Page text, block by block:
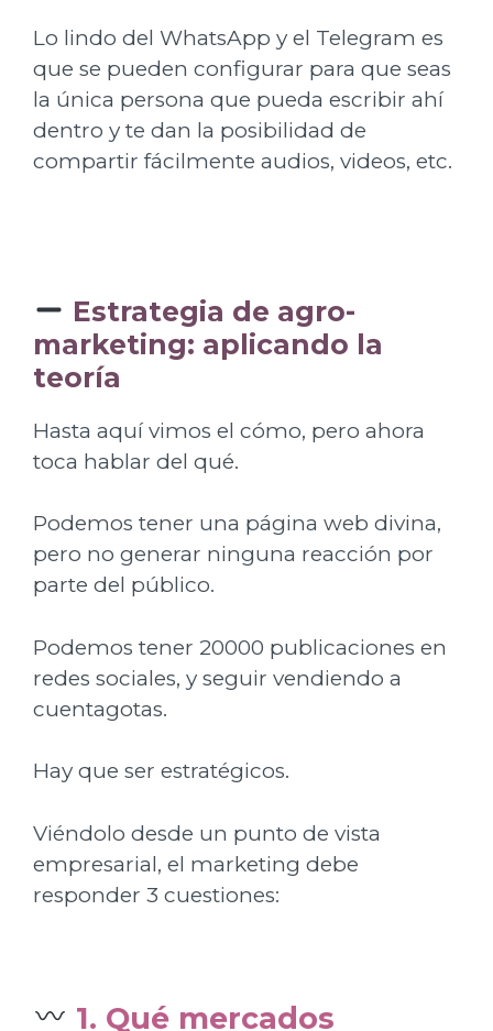
Lo lindo del WhatsApp y el Telegram es
que se pueden configurar para que seas
la única persona que pueda escribir ahí
dentro y te dan la posibilidad de
compartir fácilmente audios, videos, etc.
Estrategia de agro-
marketing: aplicando la
teoría
Hasta aquí vimos el cómo, pero ahora
toca hablar del qué.
Podemos tener una página web divina,
pero no generar ninguna reacción por
parte del público.
Podemos tener 20000 publicaciones en
redes sociales, y seguir vendiendo a
cuentagotas.
Hay que ser estratégicos.
Viéndolo desde un punto de vista
empresarial, el marketing debe
responder 3 cuestiones:
1. Qué mercados